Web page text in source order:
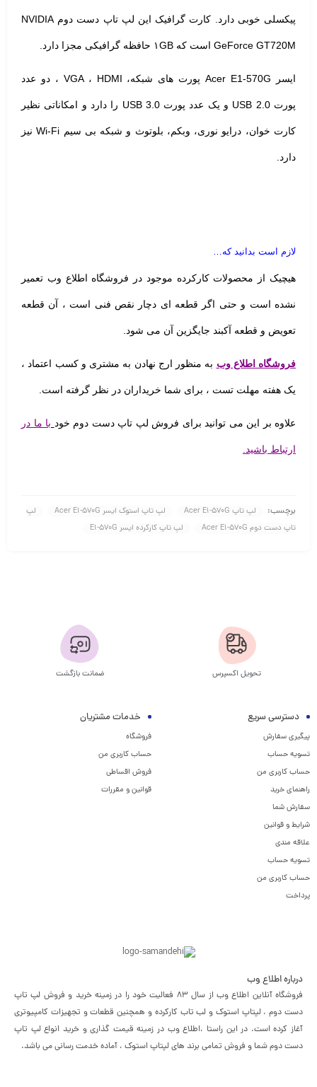
پیکسلی خوبی دارد. کارت گرافیک این لپ تاپ دست دوم NVIDIA
GeForce GT720M است که ۱GB حافظه گرافیکی مجزا دارد.
ایسر Acer E1-570G پورت های شبکه، VGA ، HDMI ، دو عدد
پورت USB 2.0 و یک عدد پورت USB 3.0 را دارد و امکاناتی نظیر
کارت خوان، درایو نوری، وبکم، بلوتوث و شبکه بی سیم Wi-Fi نیز
دارد.
لازم است بدانید که…
هیچیک از محصولات کارکرده موجود در فروشگاه اطلاع وب تعمیر
نشده است و حتی اگر قطعه ای دچار نقص فنی است ، آن قطعه
تعویض و قطعه آکبند جایگزین آن می شود.
فروشگاه اطلاع وب به منظور ارج نهادن به مشتری و کسب اعتماد ،
یک هفته مهلت تست ، برای شما خریداران در نظر گرفته است.
علاوه بر این می توانید برای فروش لپ تاپ دست دوم خود با ما در
ارتباط باشید.
برچسب: لپ تاپ Acer E1-570G لپ تاپ استوک ایسر Acer E1-570G
لپ
تاپ دست دوم Acer E1-570G
لپ تاپ کارکرده ایسر E1-570G
تحویل اکسپرس ضمانت بازگشت
دسترسی سریع
پیگیری سفارش
تسویه حساب
حساب کاربری من
راهنمای خرید
سفارش شما
شرایط و قوانین
علاقه مندی
تسویه حساب
حساب کاربری من
پرداخت
خدمات مشتریان
فروشگاه
حساب کاربری من
فروش اقساطی
قوانین و مقررات
درباره اطلاع وب
فروشگاه آنلاین اطلاع وب از سال 83 فعالیت خود را در زمینه خرید و فروش لپ تاپ
دست دوم ، لپتاپ استوک و لب تاب کارکرده و همچنین قطعات و تجهیزات کامپیوتری
آغاز کرده است. در این راستا ،‌اطلاع وب در زمینه قیمت گذاری و خرید انواع لپ تاپ
دست دوم شما و فروش تمامی برند های لپتاپ استوک ، آماده خدمت رسانی می باشد.